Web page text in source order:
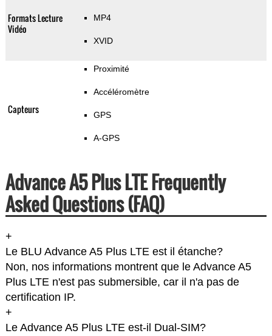
Formats Lecture
Vidéo
MP4
XVID
Capteurs
Proximité
Accéléromètre
GPS
A-GPS
Advance A5 Plus LTE Frequently
Asked Questions (FAQ)
+
Le BLU Advance A5 Plus LTE est il étanche?
Non, nos informations montrent que le Advance A5
Plus LTE n'est pas submersible, car il n'a pas de
certification IP.
+
Le Advance A5 Plus LTE est-il Dual-SIM?